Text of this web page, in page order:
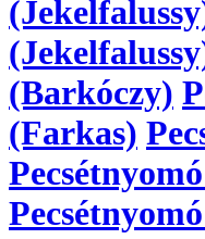
(Barkóczy)
(Farkas)